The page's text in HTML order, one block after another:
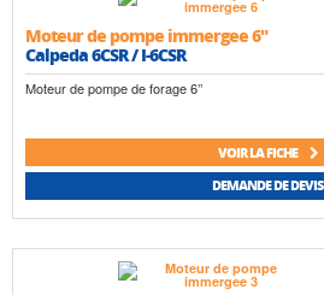
Moteur de pompe immergee 6"
Calpeda 6CSR / I-6CSR
Moteur de pompe de forage 6’’
VOIR LA FICHE
DEMANDE DE DEVIS